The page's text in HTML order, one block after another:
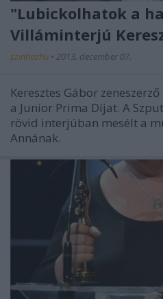
"Lubickolhatok a
Villáminterjú
szinhazhu • 2013. december 07.
Keresztes Gábor
a Junior Prima Díjat. A
rövid interjúban mesélt a
Annának.